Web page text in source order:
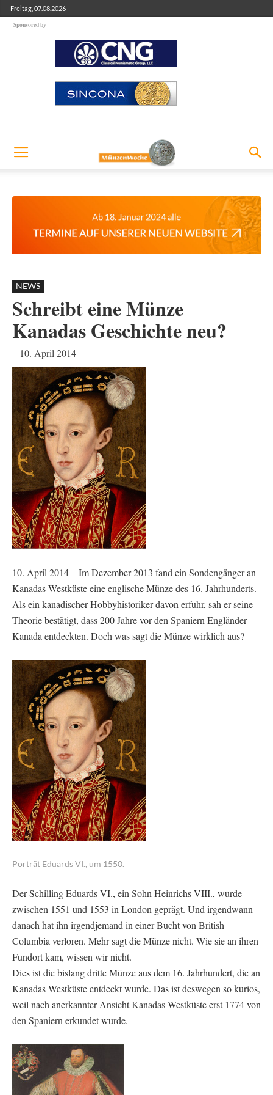
Freitag, 07.08.2026
Sponsored by
NEWS
Schreibt eine Münze
Kanadas Geschichte neu?
10. April 2014
10. April 2014 – Im Dezember 2013 fand ein Sondengänger an
Kanadas Westküste eine englische Münze des 16. Jahrhunderts.
Als ein kanadischer Hobbyhistoriker davon erfuhr, sah er seine
Theorie bestätigt, dass 200 Jahre vor den Spaniern Engländer
Kanada entdeckten. Doch was sagt die Münze wirklich aus?
Porträt Eduards VI., um 1550.
Der Schilling Eduards VI., ein Sohn Heinrichs VIII., wurde
zwischen 1551 und 1553 in London geprägt. Und irgendwann
danach hat ihn irgendjemand in einer Bucht von British
Columbia verloren. Mehr sagt die Münze nicht. Wie sie an ihren
Fundort kam, wissen wir nicht.
Dies ist die bislang dritte Münze aus dem 16. Jahrhundert, die an
Kanadas Westküste entdeckt wurde. Das ist deswegen so kurios,
weil nach anerkannter Ansicht Kanadas Westküste erst 1774 von
den Spaniern erkundet wurde.